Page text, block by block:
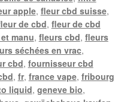
apple, fleur cbd suisse,
de cbd, fleur de cbd
manu, fleurs cbd, fleurs
séchées en vrac,
cbd, fournisseur cbd
, fr, france vape, fribourg
liquid, geneve bio,